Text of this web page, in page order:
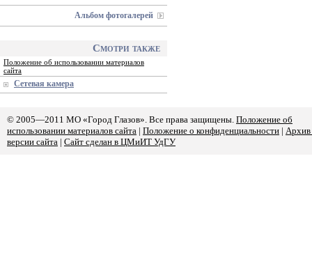
Альбом фотогалерей
Смотри также
Положение об использовании материалов
сайта
Сетевая камера
© 2005—2011 МО «Город Глазов». Все права защищены. Положение об
использовании материалов сайта | Положение о конфиденциальности | Архив
версии сайта | Сайт сделан в ЦМиИТ УдГУ